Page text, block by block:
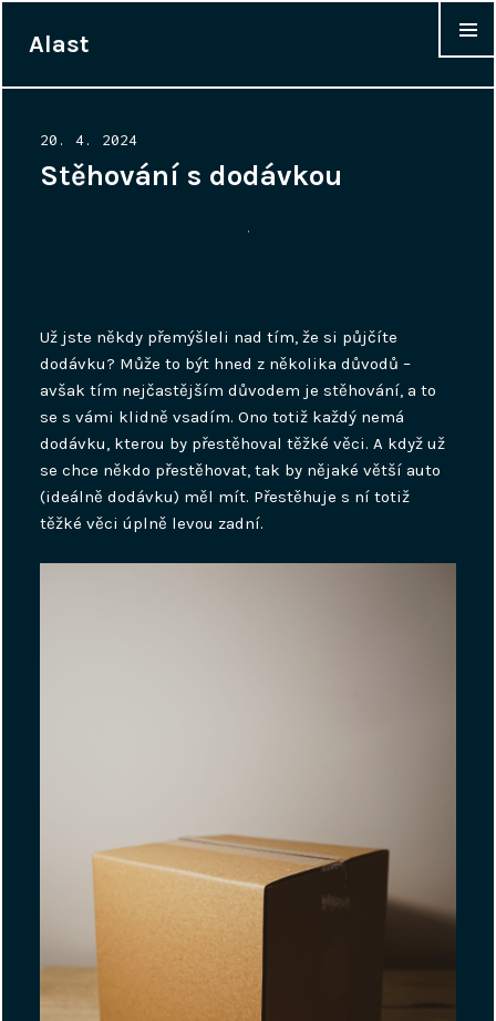
Alast
Posted
on
20. 4. 2024
Stěhování s dodávkou
Už jste někdy přemýšleli nad tím, že si půjčíte
dodávku? Může to být hned z několika důvodů –
avšak tím nejčastějším důvodem je stěhování, a to
se s vámi klidně vsadím. Ono totiž každý nemá
dodávku, kterou by přestěhoval těžké věci. A když už
se chce někdo přestěhovat, tak by nějaké větší auto
(ideálně dodávku) měl mít. Přestěhuje s ní totiž
těžké věci úplně levou zadní.